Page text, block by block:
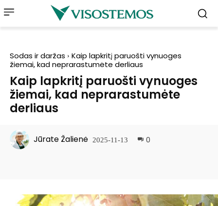
Sodas ir daržas
Kaip lapkritį paruošti vynuoges
žiemai, kad neprarastumėte derliaus
Kaip lapkritį paruošti vynuoges
žiemai, kad neprarastumėte
derliaus
Jūrate Žalienė 2025-11-13 0